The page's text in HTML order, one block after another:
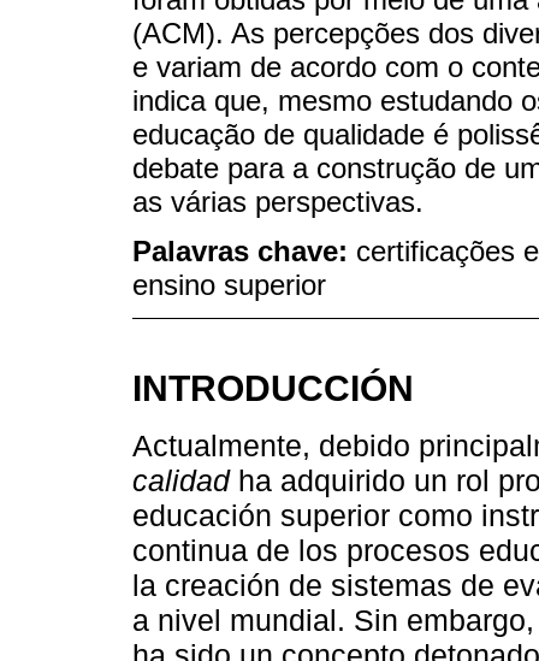
(ACM). As percepções dos
e variam de acordo com o
indica que, mesmo estudando
educação de qualidade é
debate para a construção de
as várias perspectivas.
Palavras chave: certificações
ensino superior
INTRODUCCIÓN
Actualmente, debido
calidadha adquirido un rol
educación superior como
continua de los procesos
la creación de sistemas de
a nivel mundial. Sin